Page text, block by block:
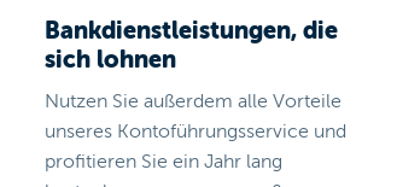
Bankdienstleistungen, die
sich lohnen
Nutzen Sie außerdem alle Vorteile
unseres Kontoführungsservice und
profitieren Sie ein Jahr lang